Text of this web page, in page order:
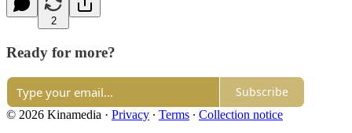
2
Ready for more?
Subscribe
© 2026 Kinamedia · Privacy ∙ Terms ∙ Collection notice